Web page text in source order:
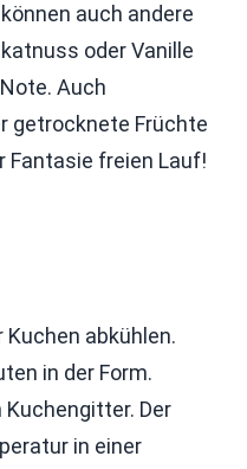
auch andere
oder Vanille
Auch
getrocknete Früchte
Fantasie freien Lauf!
abkühlen.
in der Form.
Kuchengitter. Der
in einer